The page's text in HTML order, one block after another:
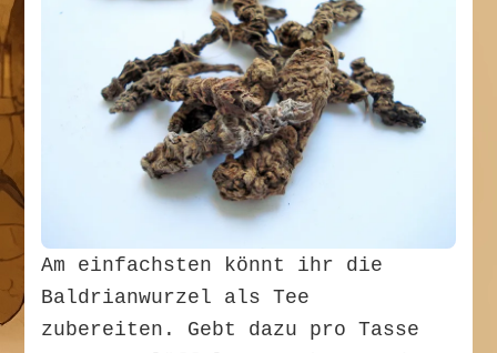
Am einfachsten könnt ihr die
Baldrianwurzel als Tee
zubereiten. Gebt dazu pro Tasse